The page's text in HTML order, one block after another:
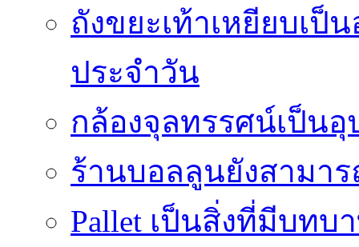
ถังขยะเท้าเหยียบเ
ประจำวัน
กล้องจุลทรรศน์เป็น
ร้านบอลลูนยังสามาร
Pallet เป็นสิ่งที่มีบท